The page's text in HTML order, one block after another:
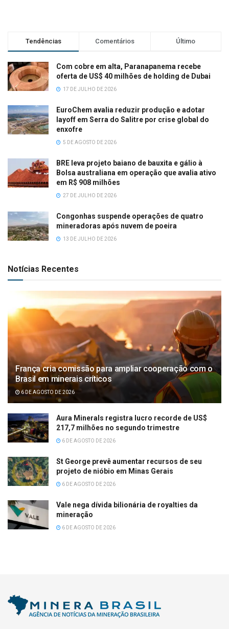
Tendências Comentários Último
Com cobre em alta, Paranapanema recebe
oferta de US$ 40 milhões de holding de Dubai
17 DE JULHO DE 2026
EuroChem avalia reduzir produção e adotar
layoff em Serra do Salitre por crise global do
enxofre
5 DE AGOSTO DE 2026
BRE leva projeto baiano de bauxita e gálio à
Bolsa australiana em operação que avalia ativo
em R$ 908 milhões
27 DE JULHO DE 2026
Congonhas suspende operações de quatro
mineradoras após nuvem de poeira
13 DE JULHO DE 2026
Notícias Recentes
França cria comissão para ampliar cooperação com o
Brasil em minerais críticos
6 DE AGOSTO DE 2026
Aura Minerals registra lucro recorde de US$
217,7 milhões no segundo trimestre
6 DE AGOSTO DE 2026
St George prevê aumentar recursos de seu
projeto de nióbio em Minas Gerais
6 DE AGOSTO DE 2026
Vale nega dívida bilionária de royalties da
mineração
6 DE AGOSTO DE 2026